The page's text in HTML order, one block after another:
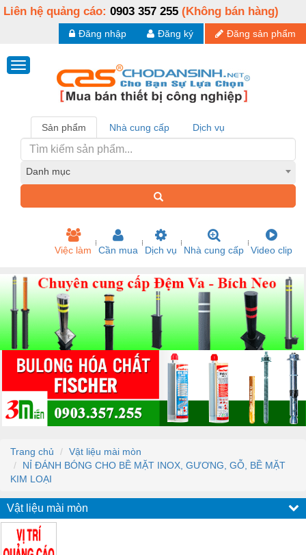
Liên hệ quảng cáo: 0903 357 255 (Không bán hàng)
Đăng sản phẩm
Đăng ký
Đăng nhập
Sản phẩm Nhà cung cấp Dịch vụ
Danh mục
Việc làm Cần mua Dịch vụ Nhà cung cấp Video clip
Trang chủ
Vật liệu mài mòn
NỈ ĐÁNH BÓNG CHO BỀ MẶT INOX, GƯƠNG, GỖ, BỀ MẶT
KIM LOẠI
Vật liệu mài mòn